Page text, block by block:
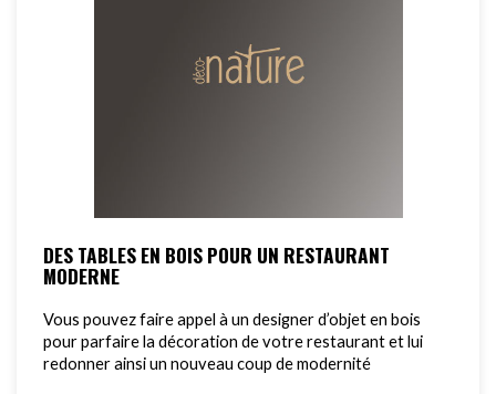
DES TABLES EN BOIS POUR UN RESTAURANT
MODERNE
Vous pouvez faire appel à un designer d’objet en bois
pour parfaire la décoration de votre restaurant et lui
redonner ainsi un nouveau coup de modernité